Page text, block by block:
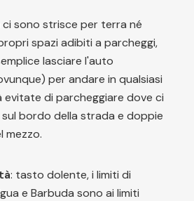
ci sono strisce per terra né
spazi adibiti a parcheggi,
lasciare l'auto
per andare in qualsiasi
evitate di parcheggiare dove ci
sul bordo della strada e doppie
mezzo.
: tasto dolente, i limiti di
e Barbuda sono ai limiti